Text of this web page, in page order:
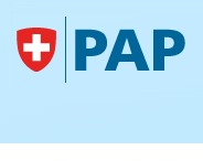
Skip to main